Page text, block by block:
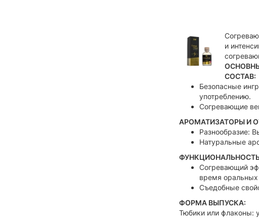
и
СОСТАВ:
Безопасные
употреблению.
Согревающие
АРОМАТИЗАТОРЫ И
Разнообразие:
Натуральные
Согревающий
время оральных
Съедобные
ФОРМА ВЫПУСКА:
Тюбики или флаконы: